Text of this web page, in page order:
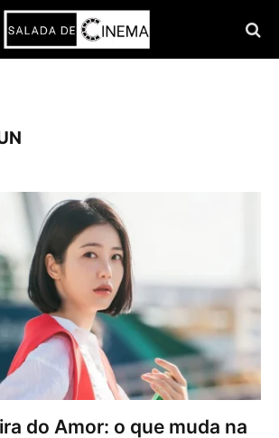
do Amor: o que muda na